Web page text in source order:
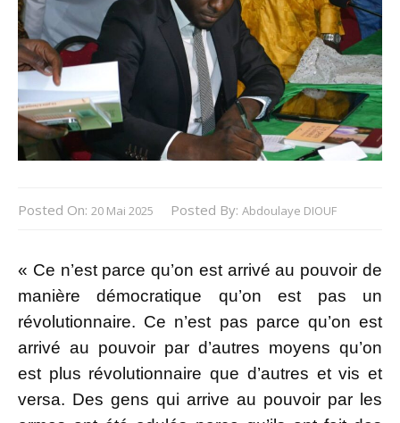
Posted On: 20 Mai 2025 Posted By: Abdoulaye DIOUF
« Ce n’est parce qu’on est arrivé au pouvoir de
manière démocratique qu’on est pas un
révolutionnaire. Ce n’est pas parce qu’on est
arrivé au pouvoir par d’autres moyens qu’on
est plus révolutionnaire que d’autres et vis et
versa. Des gens qui arrive au pouvoir par les